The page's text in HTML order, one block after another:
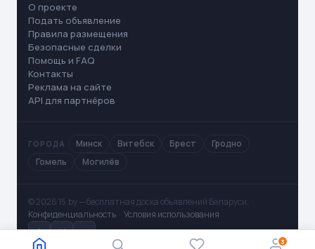
3
О проекте
Подать объявление
Правила размещения
Безопасные сделки
Помощь и FAQ
Контакты
Реклама на сайте
API для партнёров
ГОРОДА Минск Витебск Брест
Гродно
Гомель
Могилёв
© 2026 15.by — бесплатная доска объявлений Беларуси. ·
Конфиденциальность · Условия использования
✈ V ◻